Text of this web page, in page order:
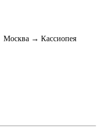
Москва → Кассиопея